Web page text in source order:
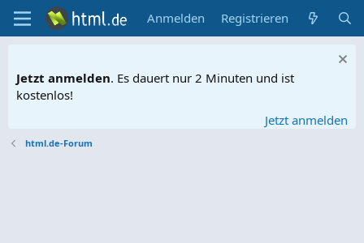
Anmelden Registrieren
Jetzt anmelden. Es dauert nur 2 Minuten und ist
kostenlos!
Jetzt anmelden
html.de-Forum